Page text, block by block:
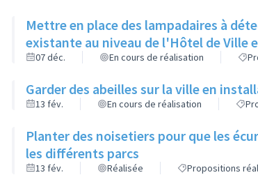
Mettre en place des lampadaires à
existante au niveau de l'Hôtel de Ville
07 déc. En cours de réalisation
Garder des abeilles sur la ville en
13 fév. En cours de réalisation
Planter des noisetiers pour que les
les différents parcs
13 fév. Réalisée Propositions